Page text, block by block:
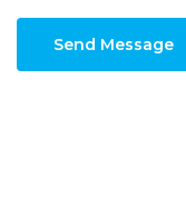
Send Message